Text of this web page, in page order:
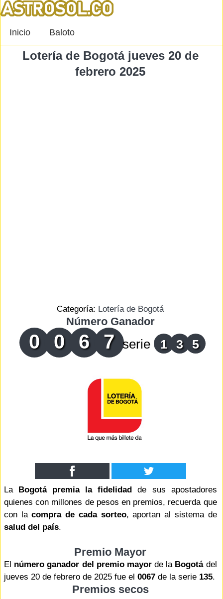
Inicio Baloto
Lotería de Bogotá jueves 20 de
febrero 2025
Categoría: Lotería de Bogotá
Número Ganador
0 0 6 7 serie 1 3 5
La Bogotá premia la fidelidad de sus apostadores
quienes con millones de pesos en premios, recuerda que
con lacompra de cada sorteo, aportan al sistema de
salud del país.
Premio Mayor
El número ganador del premio mayorde la Bogotádel
jueves 20 de febrero de 2025 fue el 0067 de la serie 135.
Premios secos